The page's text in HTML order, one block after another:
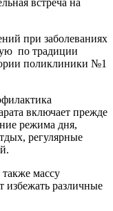
при заболеваниях
по традиции
поликлиники №1
включает прежде
режима дня,
регулярные
массу
избежать различные